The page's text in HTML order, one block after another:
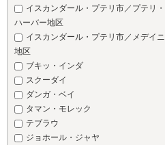
イスカンダール・プテリ市／プテリ・
ハーバー地区
イスカンダール・プテリ市／メデイニ
地区
ブキッ・インダ
スクーダイ
ダンガ・ベイ
タマン・モレック
テブラウ
ジョホール・ジャヤ